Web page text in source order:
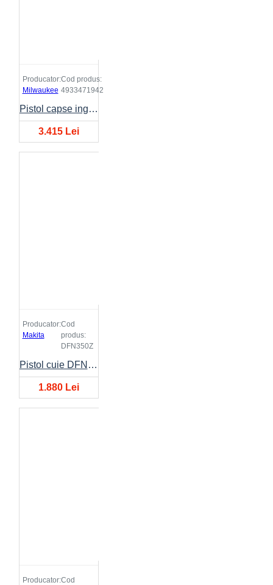
Producator:
Milwaukee
Cod produs:
4933471942
Pistol capse inguste M18FNCS18GS-0X
3.415 Lei
Producator:
Makita
Cod
produs:
DFN350Z
Pistol cuie DFN350
1.880 Lei
Producator:Cod